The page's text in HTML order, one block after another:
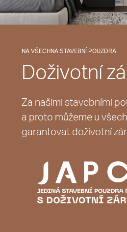
NA VŠECHNA STAVEBNÍ POUZDRA
Doživotní
Za našimi stavebními
a proto můžeme u
garantovat doživotní